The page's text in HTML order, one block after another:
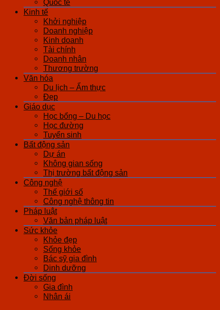
Quốc tế
Kinh tế
Khởi nghiệp
Doanh nghiệp
Kinh doanh
Tài chính
Doanh nhân
Thương trường
Văn hóa
Du lịch – Ẩm thực
Đẹp
Giáo dục
Học bổng – Du học
Học đường
Tuyển sinh
Bất động sản
Dự án
Không gian sống
Thị trường bất động sản
Công nghệ
Thế giới số
Công nghệ thông tin
Pháp luật
Văn bản pháp luật
Sức khỏe
Khỏe đẹp
Sống khỏe
Bác sỹ gia đình
Dinh dưỡng
Đời sống
Gia đình
Nhân ái